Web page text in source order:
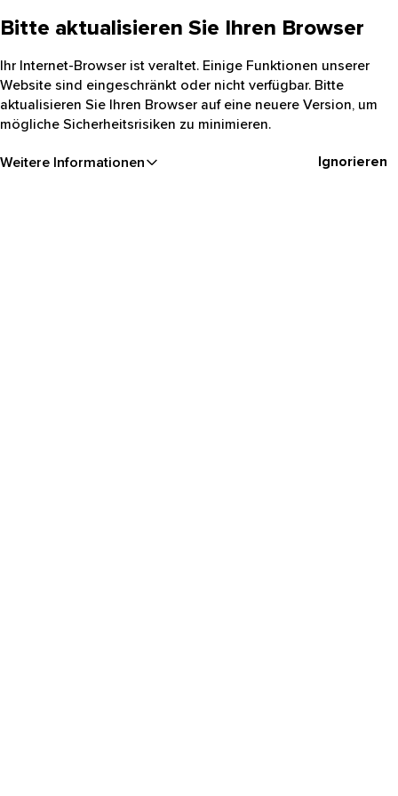
Bitte aktualisieren Sie Ihren Browser
Ihr Internet-Browser ist veraltet. Einige Funktionen unserer
Website sind eingeschränkt oder nicht verfügbar. Bitte
aktualisieren Sie Ihren Browser auf eine neuere Version, um
mögliche Sicherheitsrisiken zu minimieren.
Weitere Informationen Ignorieren